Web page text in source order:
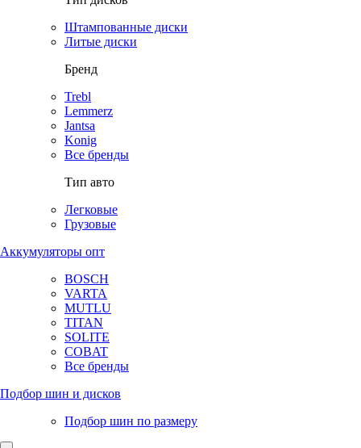
Штампованные диски
Литые диски
Бренд
Trebl
Lemmerz
Jantsa
Konig
Все бренды
Тип авто
Легковые
Грузовые
Аккумуляторы опт
BOSCH
VARTA
MUTLU
TITAN
SOLITE
COBAT
Все бренды
Подбор шин и дисков
Подбор шин по размеру